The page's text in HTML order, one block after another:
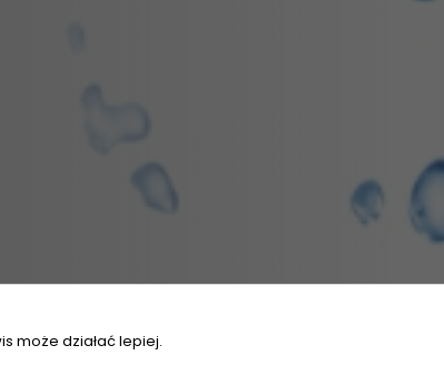
może działać lepiej.